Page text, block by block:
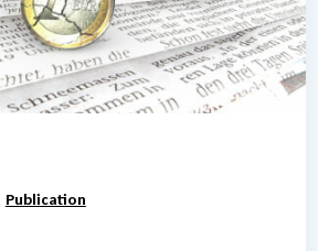
Publication